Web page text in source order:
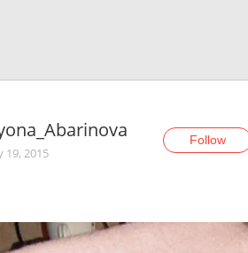
19, 2015
Follow